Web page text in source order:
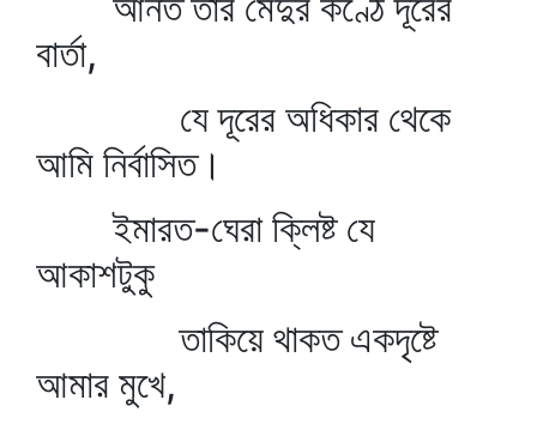
বার্তা,
যে দূরের অধিকার থেকে
আমি নির্বাসিত।
ইমারত-ঘেরা ক্লিষ্ট যে
আকাশটুকু
তাকিয়ে থাকত একদৃষ্টে
আমার মুখে,